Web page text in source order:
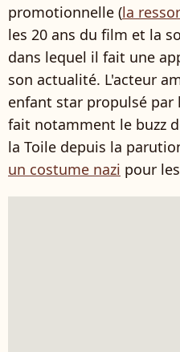
promotionnelle (la
les 20 ans du film et la
dans lequel il fait une
son actualité. L'acteur
enfant star propulsé par
fait notamment le buzz
la Toile depuis la
un costume nazi pour